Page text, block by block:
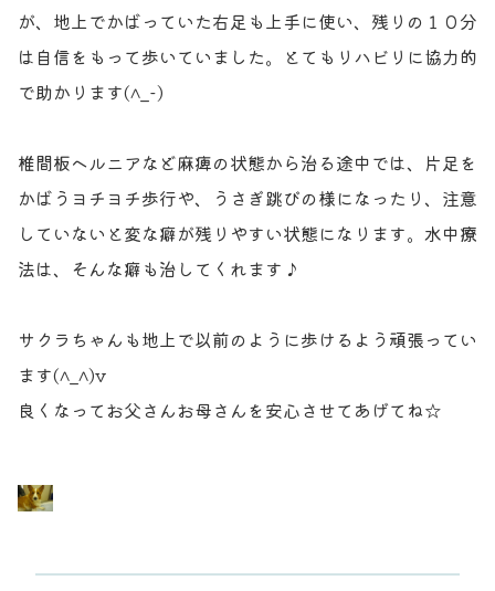
が、地上でかばっていた右足も上手に使い、残りの１０分
は自信をもって歩いていました。とてもリハビリに協力的
で助かります(^_-)
椎間板ヘルニアなど麻痺の状態から治る途中では、片足を
かばうヨチヨチ歩行や、うさぎ跳びの様になったり、注意
していないと変な癖が残りやすい状態になります。水中療
法は、そんな癖も治してくれます♪
サクラちゃんも地上で以前のように歩けるよう頑張ってい
ます(^_^)v
良くなってお父さんお母さんを安心させてあげてね☆